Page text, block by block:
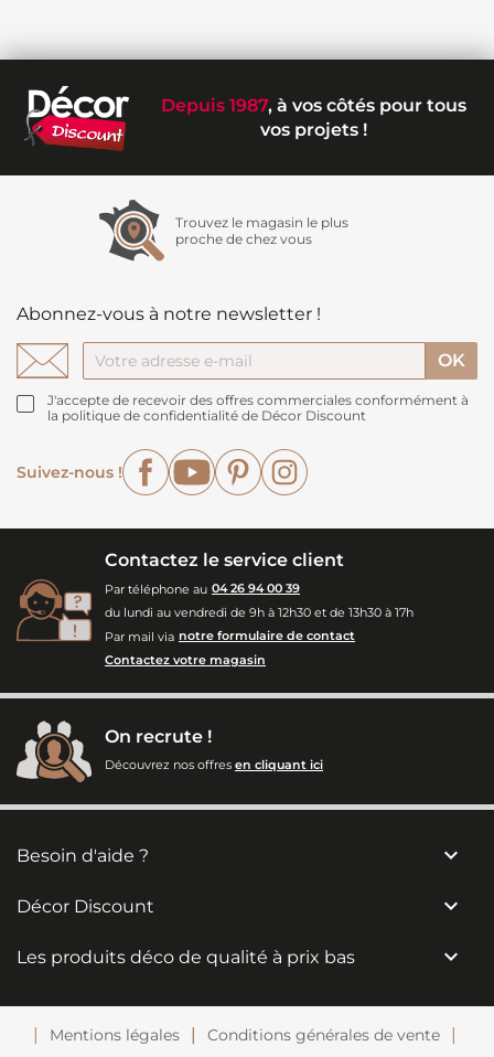
Depuis 1987, à vos côtés pour tous
vos projets !
Trouvez le magasin le plus
proche de chez vous
Abonnez-vous à notre newsletter !
J'accepte de recevoir des offres commerciales conformément à
la politique de confidentialité de Décor Discount
Suivez-nous !
FacebookYouTubePinterest
Contactez le service client
Par téléphone au 04 26 94 00 39
du lundi au vendredi de 9h à 12h30 et de 13h30 à 17h
Par mail via notre formulaire de contact
Contactez votre magasin
On recrute !
Découvrez nos offres en cliquant ici
Besoin d'aide ? 
Décor Discount 
Les produits déco de qualité à prix bas 
Mentions légales Conditions générales de vente